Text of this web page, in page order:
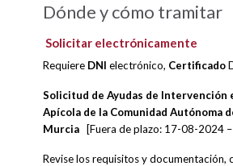
Dónde y cómo tramitar
Solicitar electrónicamente
Requiere DNI electrónico, Certificado
Solicitud de Ayudas de Intervención
Apícola de la Comunidad Autónoma
Murcia [Fuera de plazo: 17-08-2024
Revise los requisitos y documentación,